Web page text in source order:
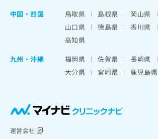
中国・四国
鳥取県 島根県 岡山県
山口県
徳島県 香川県
高知県
九州・沖縄
福岡県 佐賀県 長崎県
大分県
宮崎県 鹿児島県
運営会社